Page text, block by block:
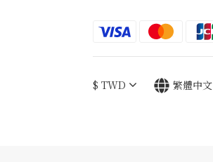
$ TWD 繁體中文